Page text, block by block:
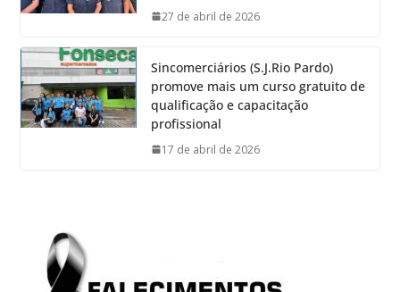
27 de abril de 2026
Sincomerciários (S.J.Rio Pardo)
promove mais um curso gratuito de
qualificação e capacitação
profissional
17 de abril de 2026